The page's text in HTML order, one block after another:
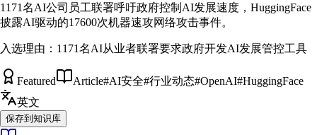
1171名AI公司员工联署呼吁政府控制AI发展速度，HuggingFace
披露AI驱动的17600次机器速攻网络攻击事件。
入选理由： 1171名AI从业者联署要求政府开发AI发展管控工具
Featured Article#AI安全#行业动态#OpenAI#HuggingFace
英文
保存到知识库